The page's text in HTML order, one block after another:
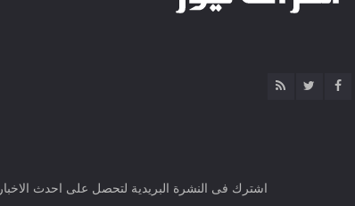
اشترك فى النشرة البريدية لتحصل على احدث الاخبار